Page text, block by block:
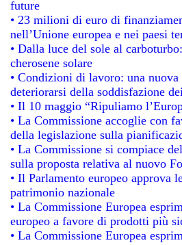
future
• 23 milioni di euro di
nell’Unione europea e nei paesi
• Dalla luce del sole al
cherosene solare
• Condizioni di lavoro: una
deteriorarsi della soddisfazione
• Il 10 maggio “Ripuliamo
• La Commissione accoglie con
della legislazione sulla
• La Commissione si compiace
sulla proposta relativa al nuovo
• Il Parlamento europeo approva
patrimonio nazionale
• La Commissione Europea
europeo a favore di prodotti più
• La Commissione Europea